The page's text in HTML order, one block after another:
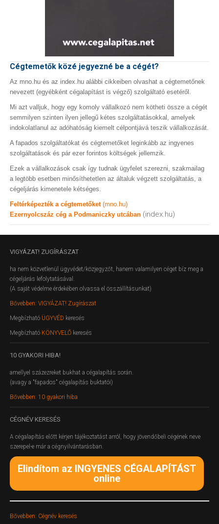
Cégtemetők közé jegyezné be a cégét?
Az mno.hu és az index.hu alábbi cikkeiben olvashat a cégtemetőnek
nevezett (egyébként cégalapítást is végző) szolgáltató esetéről.
Mi azt valljuk, hogy egy komoly vállalkozó nem kötheti össze a cégét
semmilyen szinten ilyen jellegű kétes szolgáltatásokkal, amelyek
indokolatlanul az adóhatóság kiemelt célpontjává teszik vállalkozását.
A fapados szolgáltatókat és cégtemetőket leginkább az ingyenes
szolgáltatások és pár ezer forintos költségek jellemzik.
Ezek a vállalkozások csak így tudnak ügyfelet szerezni, szakmailag
a legtöbb esetben minősíthetetlen az általuk végzett szolgáltatás, a
cégeljárás kimenetele kétséges.
Feltérképezték a cégtemetőket (mno.hu)
Ezernyolcszáz cég a Podmaniczky utcában (index.hu)
VIGYÁZAT! ZUGÍRÁSZAT
ha nem közvetlenül ügyvédet/közjegyzőt, hanem valamilyen céget bíz meg a
cégeljárás lefolytatásával.
(A saját védelme érdekében olvassa el összállításunkat)
Bővebben: VIGYÁZAT! Zugírászat
Megbízható ÜGYVÉD keresés
Megbízható KÖNYVELŐ keresés
10 GYAKORI HIBA!
amellyel százezreket bukhat a cégalapítás során.
(avagy a "fapados" cégalapítás buktatói)
Bővebben: 10 gyakori hiba
CÉGNÉV KERESÉS
A cégalapítás előtt kérjen tájékoztatást arról, hogy jövendőbeli cégének neve
szerepel-e már a cégnyilvántarásban.
Elindítom az INGYENES CÉGALAPÍTÁST
online
Bővebben: Cégnév keresés